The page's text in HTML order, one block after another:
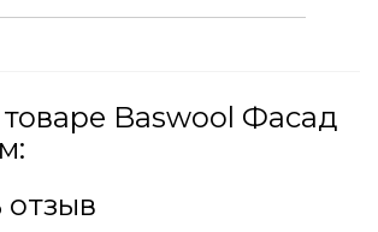
Baswool Фасад